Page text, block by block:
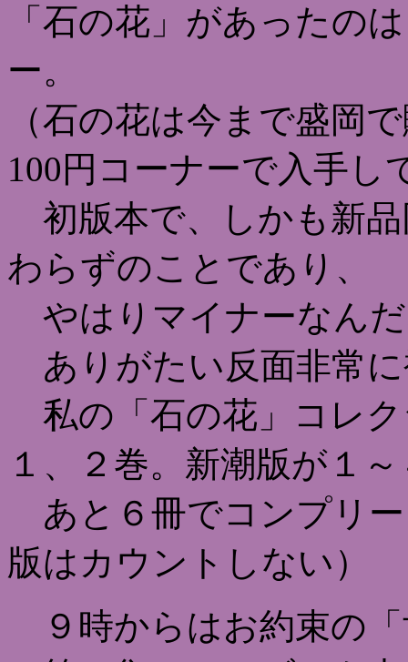
「石の花」があったの
ー。
（石の花は今まで盛岡
100円コーナーで入手し
初版本で、しかも新
わらずのことであり、
やはりマイナーなん
ありがたい反面非常
私の「石の花」コレ
１、２巻。新潮版が１
あと６冊でコンプリ
版はカウントしない）
９時からはお約束の